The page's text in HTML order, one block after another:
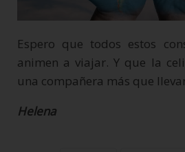
Espero que todos estos
animen a viajar. Y que la
una compañera más que
Helena